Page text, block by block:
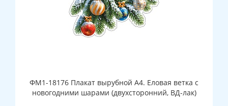
ФМ1-18176 Плакат вырубной А4. Еловая ветка с
новогодними шарами (двухсторонний, ВД-лак)